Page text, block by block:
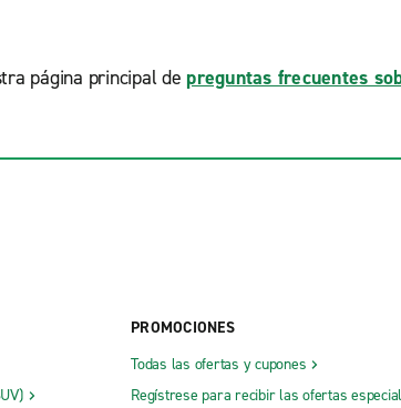
página principal de preguntas frecuentes
PROMOCIONES
Todas las ofertas y cupones
Regístrese para recibir las ofertas